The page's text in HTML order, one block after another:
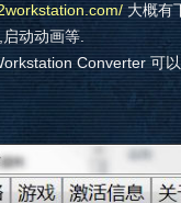
大概有
动动画等.
Converter 可以